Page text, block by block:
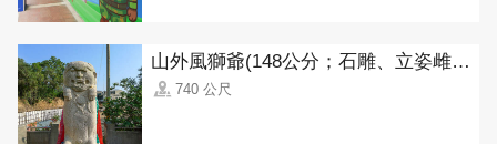
山外風獅爺(148公分；石雕、立姿雌獅)
740 公尺